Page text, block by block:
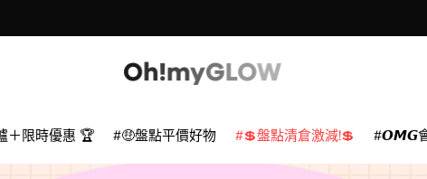
＋限時優惠 🏆 🤑盤點平價好物 💲盤點清倉激減!💲 𝙊𝙈𝙂會